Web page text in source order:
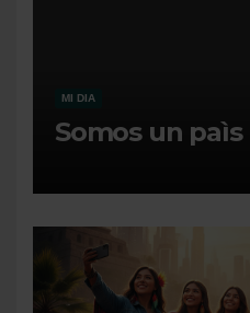
MI DIA
Somos un paìs